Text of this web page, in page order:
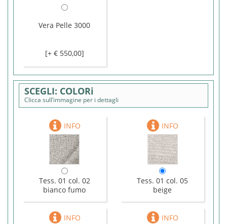
Vera Pelle 3000
[+ € 550,00]
COLORi
Clicca sull’immagine per i dettagli
Tess. 01 col. 02
bianco fumo
Tess. 01 col. 05
beige